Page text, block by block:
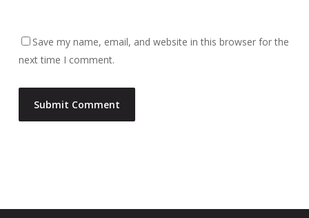
Save my name, email, and website in this browser for the
next time I comment.